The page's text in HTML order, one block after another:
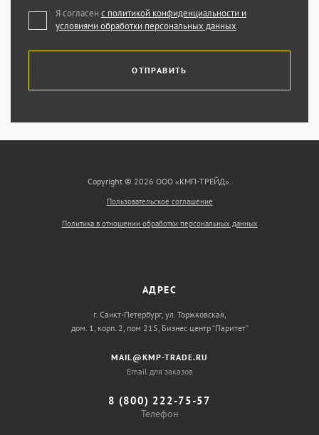
Я согласен с политикой конфиденциальности и
условиями обработки персональных данных
ОТПРАВИТЬ
Copyright © 2026 ООО «КМП-ТРЕЙД».
Пользовательское соглашение
Политика в отношении обработки персональных данных
АДРЕС
г. Санкт-Петербург, ул. Торжковская,
дом. 1, корп. 2, пом 215, Бизнес центр “Паритет”
MAIL@KMP-TRADE.RU
Email для заказов
8 (800) 222-75-57
Телефон